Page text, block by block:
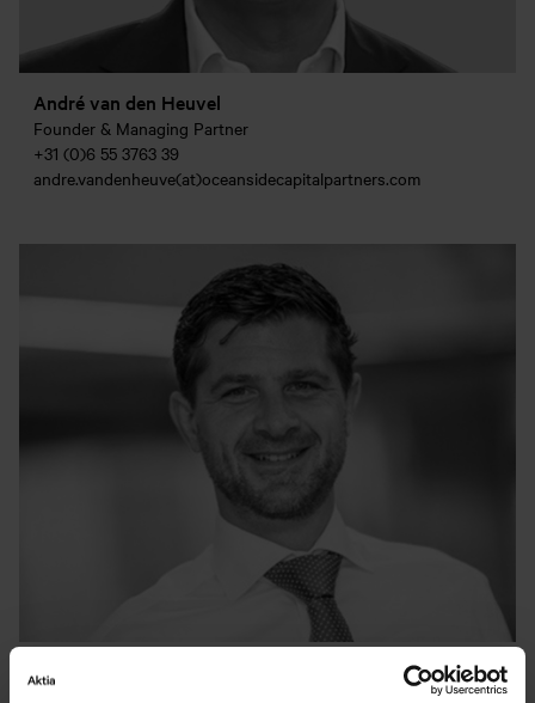
André van den Heuvel
Founder & Managing Partner
+31 (0)6 55 3763 39
andre.vandenheuve(at)oceansidecapitalpartners.com
Bas Smit
Head of Business Development Belgium & Luxembourg